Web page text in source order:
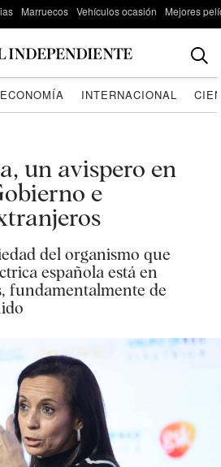
Marruecos Vehículos ocasión Mejores
ECONOMÍA INTERNACIONAL
un avispero en
e
del organismo que
española está en
fundamentalmente de